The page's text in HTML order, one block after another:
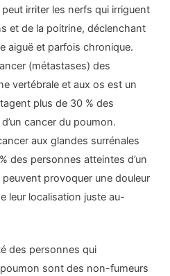
irriter les nerfs qui irriguent
et de la poitrine, déclenchant
aiguë et parfois chronique.
(métastases) des
vertébrale et aux os est un
plus de 30 % des
cancer du poumon.
aux glandes surrénales
des personnes atteintes d’un
provoquer une douleur
leur localisation juste au-
des personnes qui
sont des non-fumeurs